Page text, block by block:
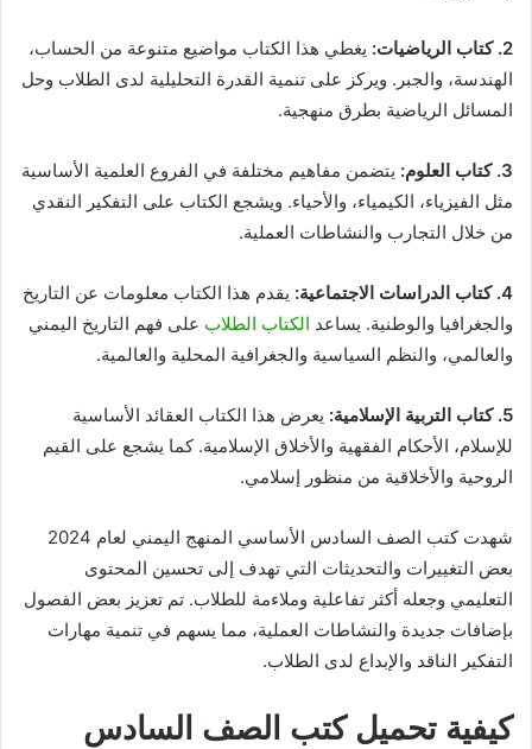
2. كتاب الرياضيات:
يغطي هذا الكتاب مواضيع متنوعة من الحساب،
الهندسة، والجبر. ويركز على تنمية القدرة التحليلية لدى الطلاب وحل
المسائل الرياضية بطرق منهجية.
3. كتاب العلوم:
يتضمن مفاهيم مختلفة في الفروع العلمية الأساسية
مثل الفيزياء، الكيمياء، والأحياء. ويشجع الكتاب على التفكير النقدي
من خلال التجارب والنشاطات العملية.
4. كتاب الدراسات الاجتماعية:
يقدم هذا الكتاب معلومات عن التاريخ
والجغرافيا والوطنية. يساعد الكتاب الطلاب على فهم التاريخ اليمني
والعالمي، والنظم السياسية والجغرافية المحلية والعالمية.
5. كتاب التربية الإسلامية:
يعرض هذا الكتاب العقائد الأساسية
للإسلام، الأحكام الفقهية والأخلاق الإسلامية. كما يشجع على القيم
الروحية والأخلاقية من منظور إسلامي.
شهدت كتب الصف السادس الأساسي المنهج اليمني لعام 2024
بعض التغييرات والتحديثات التي تهدف إلى تحسين المحتوى
التعليمي وجعله أكثر تفاعلية وملاءمة للطلاب. تم تعزيز بعض الفصول
بإضافات جديدة والنشاطات العملية، مما يسهم في تنمية مهارات
التفكير الناقد والإبداع لدى الطلاب.
كيفية تحميل كتب الصف السادس